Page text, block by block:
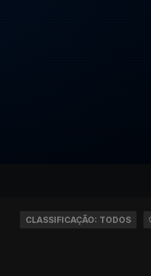
CLASSIFICAÇÃO: TODOS